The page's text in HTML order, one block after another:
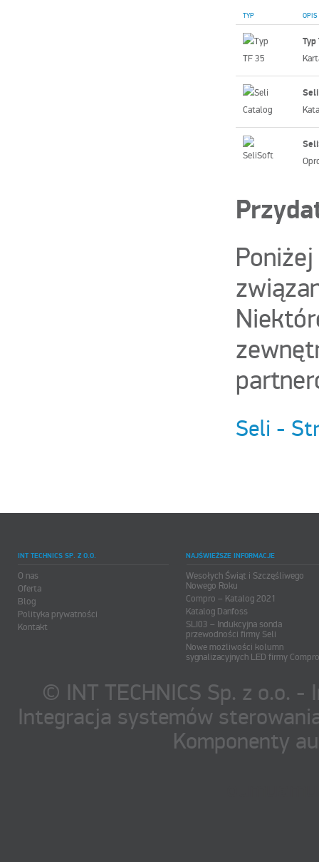
TYP OPIS
Typ
Seli -
INT TECHNICS SP. Z O.O.
O nas
Oferta
Blog
Polityka prywatności
Kontakt
NAJŚWIEŻSZE INFORMACJE
Wesołych Świąt i Szczęśliwego
Nowego Roku
Compro – Katalog 2021
Katalog Danfoss
SLI03 – Indukcyjna sonda
przewodności firmy Seli
Nowe możliwości kolumn
sygnalizacyjnych LED firmy
© INT TECHNICS Sp. z o.o.
Integracja systemów
Komponenty